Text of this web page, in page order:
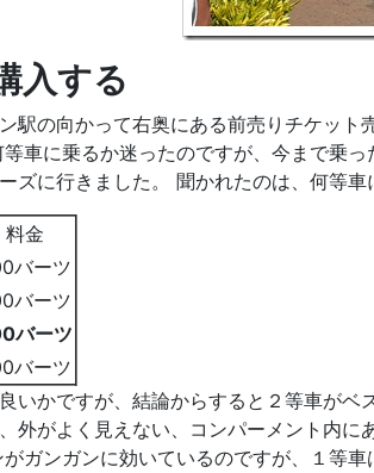
入する
駅の向かって右奥にある前売りチケッ
車に乗るか迷ったのですが、今まで乗
ズに行きました。 聞かれたのは、何等
料金
バーツ
バーツ
バーツ
バーツ
いかですが、結論からすると２等車が
外がよく見えない、コンパーメント内
ガンガンに効いているのですが、１等